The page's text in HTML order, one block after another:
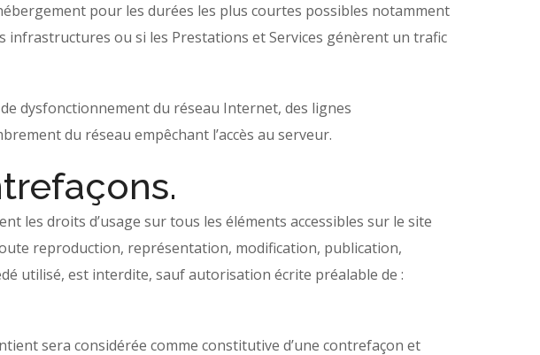
pour les durées les plus courtes possibles notamment
infrastructures ou si les Prestations et Services génèrent un trafic
dysfonctionnement du réseau Internet, des lignes
du réseau empêchant l’accès au serveur.
les droits d’usage sur tous les éléments accessibles sur le site
reproduction, représentation, modification, publication,
utilisé, est interdite, sauf autorisation écrite préalable de :
sera considérée comme constitutive d’une contrefaçon et